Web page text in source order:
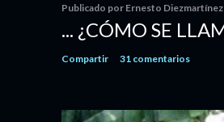
Publicado por Ernesto Diezmartínez
... ¿CÓMO SE
Compartir 31 comentarios